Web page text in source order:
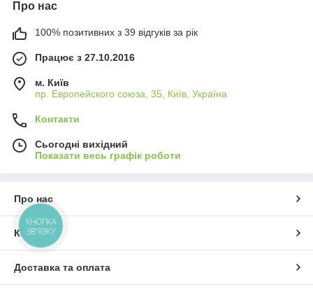
Про нас
100% позитивних з 39 відгуків за рік
Працює з 27.10.2016
м. Київ
пр. Европейского союза, 35, Київ, Україна
Контакти
Сьогодні вихідний
Показати весь графік роботи
Про нас
Контакти
Доставка та оплата
КНОПКА
ЗВ'ЯЗКУ